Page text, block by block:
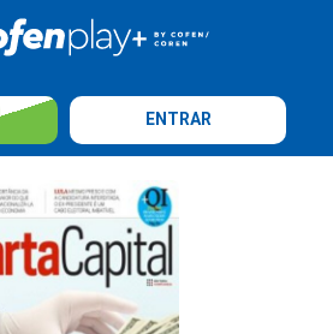
ENTRAR